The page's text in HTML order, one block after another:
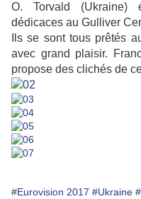
O. Torvald (Ukraine)
dédicaces au Gulliver
Ils se sont tous prêtés
avec grand plaisir.
propose des clichés de
#Eurovision 2017 #Ukraine